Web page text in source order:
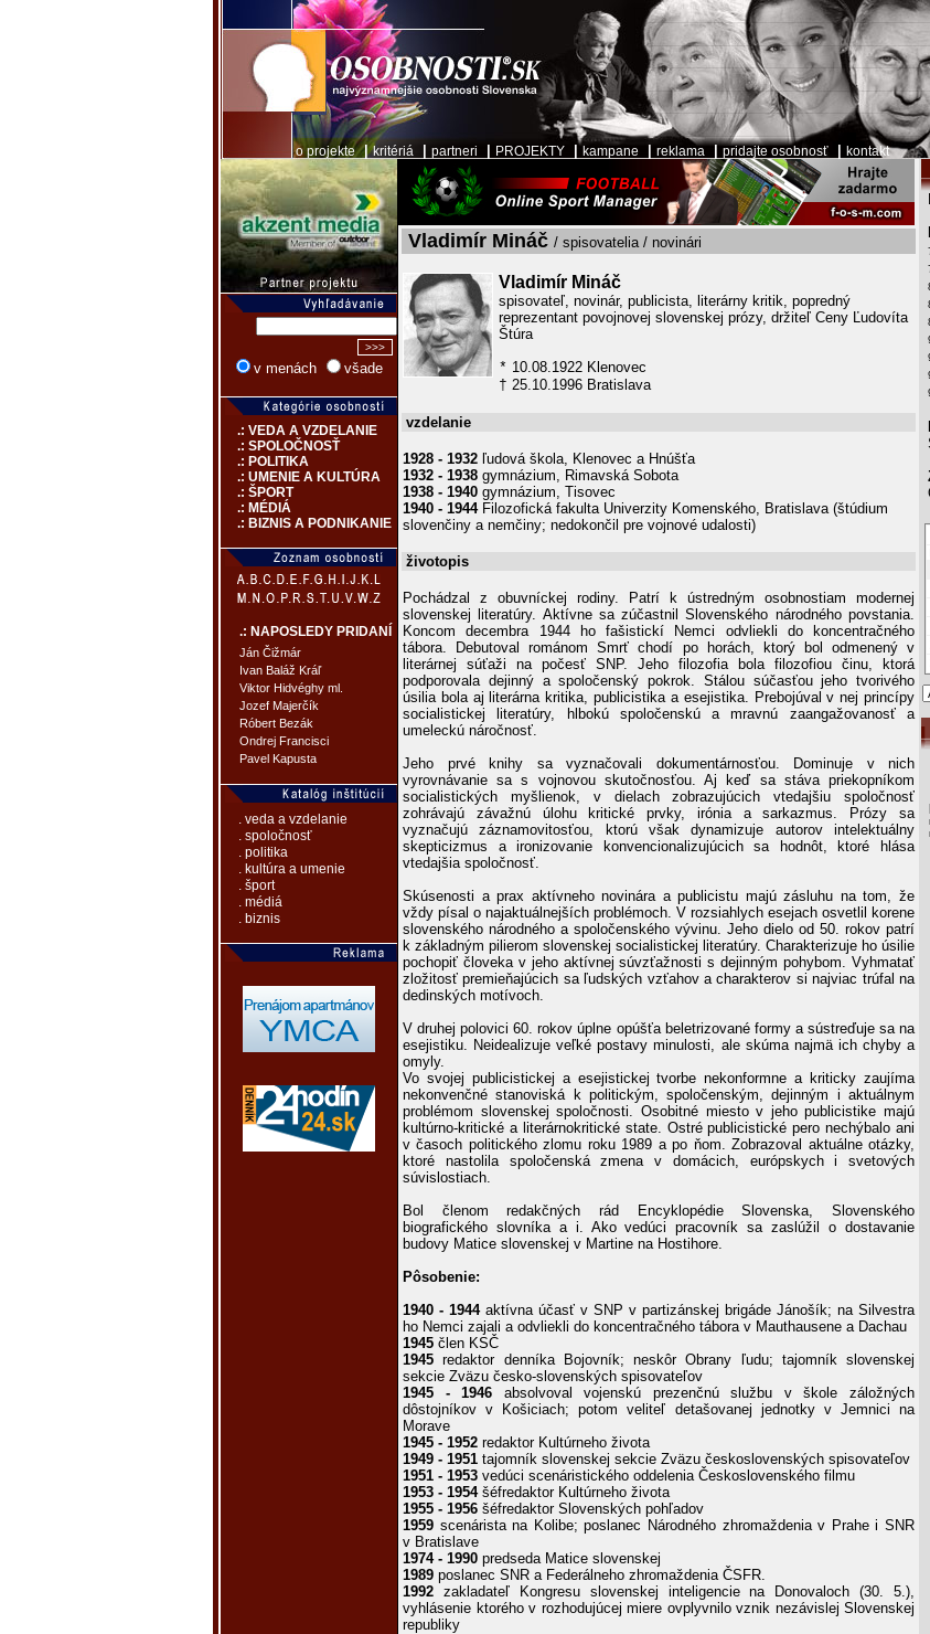
o projekte|kritériá partneri PROJEKTY kampane reklama pridajte osobnosť kontakt
v menách všade
.: VEDA A VZDELANIE
.: SPOLOČNOSŤ
.: POLITIKA
.: UMENIE A KULTÚRA
.: ŠPORT
.: MÉDIÁ
.: BIZNIS A PODNIKANIE
.: NAPOSLEDY PRIDANÍ
Ján Čižmár
Ivan Baláž Kráľ
Viktor Hidvéghy ml.
Jozef Majerčík
Róbert Bezák
Ondrej Francisci
Pavel Kapusta
. veda a vzdelanie
. spoločnosť
. politika
. kultúra a umenie
. šport
. médiá
. biznis
Vladimír Mináč / spisovatelia / novinári
Vladimír Mináč
spisovateľ, novinár, publicista, literárny kritik, popredný
reprezentant povojnovej slovenskej prózy, držiteľ Ceny Ľudovíta
Štúra
* 10.08.1922 Klenovec
† 25.10.1996 Bratislava
vzdelanie
1928 - 1932 ľudová škola, Klenovec a Hnúšťa
1932 - 1938 gymnázium, Rimavská Sobota
1938 - 1940 gymnázium, Tisovec
1940 - 1944Filozofická fakulta Univerzity Komenského, Bratislava (štúdium
slovenčiny a nemčiny; nedokončil pre vojnové udalosti)
životopis
Pochádzal z obuvníckej rodiny. Patrí k ústredným osobnostiam modernej
slovenskej literatúry. Aktívne sa zúčastnil Slovenského národného povstania.
Koncom decembra 1944 ho fašistickí Nemci odvliekli do koncentračného
tábora. Debutoval románom Smrť chodí po horách, ktorý bol odmenený v
literárnej súťaži na počesť SNP. Jeho filozofia bola filozofiou činu, ktorá
podporovala dejinný a spoločenský pokrok. Stálou súčasťou jeho tvorivého
úsilia bola aj literárna kritika, publicistika a esejistika. Prebojúval v nej princípy
socialistickej literatúry, hlbokú spoločenskú a mravnú zaangažovanosť a
umeleckú náročnosť.
Jeho prvé knihy sa vyznačovali dokumentárnosťou. Dominuje v nich
vyrovnávanie sa s vojnovou skutočnosťou. Aj keď sa stáva priekopníkom
socialistických myšlienok, v dielach zobrazujúcich vtedajšiu spoločnosť
zohrávajú závažnú úlohu kritické prvky, irónia a sarkazmus. Prózy sa
vyznačujú záznamovitosťou, ktorú však dynamizuje autorov intelektuálny
skepticizmus a ironizovanie konvencionalizujúcich sa hodnôt, ktoré hlása
vtedajšia spoločnosť.
Skúsenosti a prax aktívneho novinára a publicistu majú zásluhu na tom, že
vždy písal o najaktuálnejších problémoch. V rozsiahlych esejach osvetlil korene
slovenského národného a spoločenského vývinu. Jeho dielo od 50. rokov patrí
k základným pilierom slovenskej socialistickej literatúry. Charakterizuje ho úsilie
pochopiť človeka v jeho aktívnej súvzťažnosti s dejinným pohybom. Vyhmatať
zložitosť premieňajúcich sa ľudských vzťahov a charakterov si najviac trúfal na
dedinských motívoch.
V druhej polovici 60. rokov úplne opúšťa beletrizované formy a sústreďuje sa na
esejistiku. Neidealizuje veľké postavy minulosti, ale skúma najmä ich chyby a
omyly.
Vo svojej publicistickej a esejistickej tvorbe nekonformne a kriticky zaujíma
nekonvenčné stanoviská k politickým, spoločenským, dejinným i aktuálnym
problémom slovenskej spoločnosti. Osobitné miesto v jeho publicistike majú
kultúrno-kritické a literárnokritické state. Ostré publicistické pero nechýbalo ani
v časoch politického zlomu roku 1989 a po ňom. Zobrazoval aktuálne otázky,
ktoré nastolila spoločenská zmena v domácich, európskych i svetových
súvislostiach.
Bol členom redakčných rád Encyklopédie Slovenska, Slovenského
biografického slovníka a i. Ako vedúci pracovník sa zaslúžil o dostavanie
budovy Matice slovenskej v Martine na Hostihore.
Pôsobenie:
1940 - 1944aktívna účasť v SNP v partizánskej brigáde Jánošík; na Silvestra
ho Nemci zajali a odvliekli do koncentračného tábora v Mauthausene a Dachau
1945 člen KSČ
1945 redaktor denníka Bojovník; neskôr Obrany ľudu; tajomník slovenskej
sekcie Zväzu česko-slovenských spisovateľov
1945 - 1946 absolvoval vojenskú prezenčnú službu v škole záložných
dôstojníkov v Košiciach; potom veliteľ detašovanej jednotky v Jemnici na
Morave
1945 - 1952 redaktor Kultúrneho života
1949 - 1951 tajomník slovenskej sekcie Zväzu československých spisovateľov
1951 - 1953 vedúci scenáristického oddelenia Československého filmu
1953 - 1954šéfredaktor Kultúrneho života
1955 - 1956 šéfredaktor Slovenských pohľadov
1959 scenárista na Kolibe; poslanec Národného zhromaždenia v Prahe i SNR
v Bratislave
1974 - 1990 predseda Matice slovenskej
1989 poslanec SNR a Federálneho zhromaždenia ČSFR.
1992 zakladateľ Kongresu slovenskej inteligencie na Donovaloch (30. 5.),
vyhlásenie ktorého v rozhodujúcej miere ovplyvnilo vznik nezávislej Slovenskej
republiky